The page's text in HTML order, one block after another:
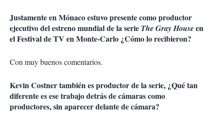
Justamente en Mónaco estuvo presente como productor
ejecutivo del estreno mundial de la serie The Gray Houseen
el Festival de TV en Monte-Carlo ¿Cómo lo recibieron?
Con muy buenos comentarios.
Kevin Costner también es productor de la serie, ¿Qué tan
diferente es ese trabajo detrás de cámaras como
productores, sin aparecer delante de cámara?